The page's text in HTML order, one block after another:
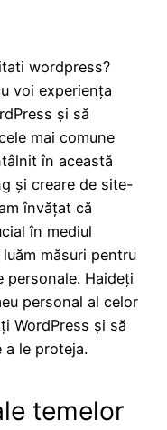
wordpress?
voi experiența
și să
mai comune
în această
și creare de site-
învățat că
în mediul
măsuri pentru
Haideți
personal al celor
WordPress și să
le proteja.
temelor